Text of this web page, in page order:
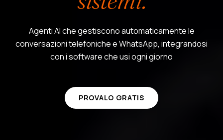
Agenti AI che gestiscono automaticamente le
conversazioni telefoniche e WhatsApp, integrandosi
con i software che usi ogni giorno
PROVALO GRATIS